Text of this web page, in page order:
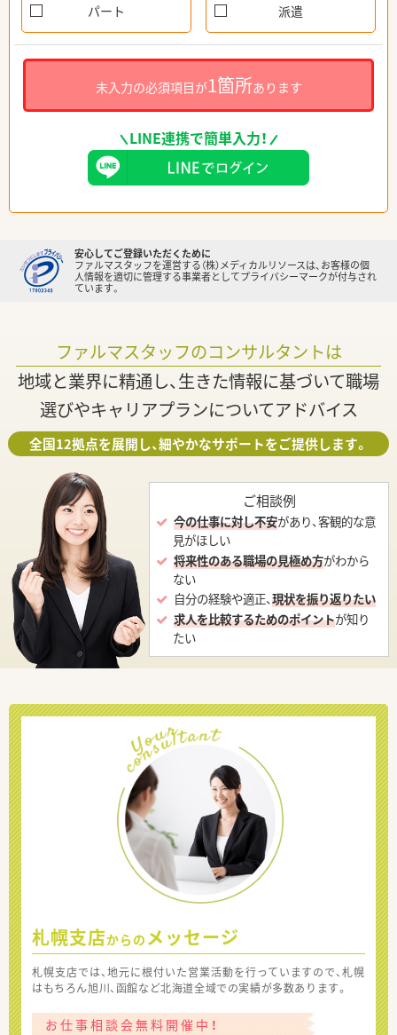
パート 派遣
未入力の必須項目が1箇所あります
LINE連携で簡単入力！
安心してご登録いただくために
ファルマスタッフを運営する（株）メディカルリソースは、お客様の個
人情報を適切に管理する事業者としてプライバシーマークが付与され
ています。
ファルマスタッフのコンサルタントは
地域と業界に精通し、生きた情報に基づいて職場
選びやキャリアプランについてアドバイス
全国12拠点を展開し、細やかなサポートをご提供します。
ご相談例
今の仕事に対し不安があり、客観的な意
見がほしい
将来性のある職場の見極め方がわから
ない
自分の経験や適正、現状を振り返りたい
求人を比較するためのポイントが知り
たい
札幌支店からの メッセージ
札幌支店では、地元に根付いた営業活動を行っていますので、札幌
はもちろん旭川、函館など北海道全域での実績が多数あります。
お仕事相談会無料開催中！